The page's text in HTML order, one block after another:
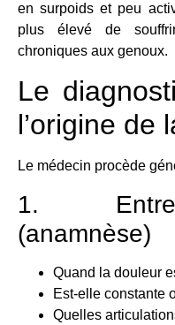
en surpoids et peu
plus élevé de
chroniques aux genoux.
Le
l’origine de
Le médecin procède
1.
(anamnèse)
Quand la douleur
Est-elle constante
Quelles